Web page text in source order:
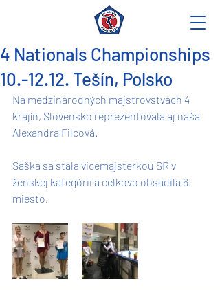
4 Nationals Championships
10.-12.12. Tešín, Polsko
Na medzinárodných majstrovstvách 4
krajín, Slovensko reprezentovala aj naša
Alexandra Filcová.
Saška sa stala vicemajsterkou SR v
ženskej kategórii a celkovo obsadila 6.
miesto.